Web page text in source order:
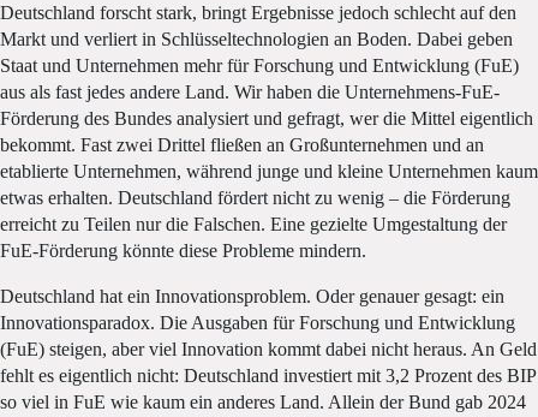
Price Lab
Haushaltstracker
Investitionstracker
Deutschland forscht stark, bringt Ergebnisse jedoch schlecht auf den
Markt und verliert in Schlüsseltechnologien an Boden. Dabei geben
Staat und Unternehmen mehr für Forschung und Entwicklung (FuE)
aus als fast jedes andere Land. Wir haben die Unternehmens-FuE-
Förderung des Bundes analysiert und gefragt, wer die Mittel eigentlich
bekommt. Fast zwei Drittel fließen an Großunternehmen und an
etablierte Unternehmen, während junge und kleine Unternehmen kaum
etwas erhalten. Deutschland fördert nicht zu wenig – die Förderung
erreicht zu Teilen nur die Falschen. Eine gezielte Umgestaltung der
FuE-Förderung könnte diese Probleme mindern.
Deutschland hat ein Innovationsproblem. Oder genauer gesagt: ein
Innovationsparadox. Die Ausgaben für Forschung und Entwicklung
(FuE) steigen, aber viel Innovation kommt dabei nicht heraus. An Geld
fehlt es eigentlich nicht: Deutschland investiert mit 3,2 Prozent des BIP
so viel in FuE wie kaum ein anderes Land. Allein der Bund gab 2024